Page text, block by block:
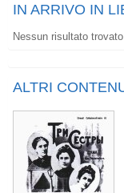
IN ARRIVO IN
Nessun risultato trovato
ALTRI